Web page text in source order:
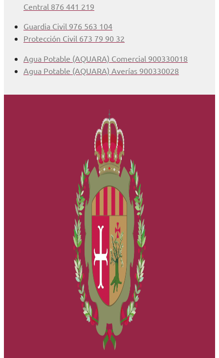
Central 876 441 219
Guardia Civil 976 563 104
Protección Civil 673 79 90 32
Agua Potable (AQUARA) Comercial 900330018
Agua Potable (AQUARA) Averías 900330028